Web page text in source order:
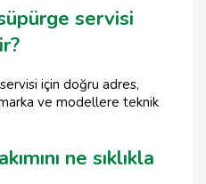
servisi
için doğru adres,
ve modellere teknik
ne sıklıkla